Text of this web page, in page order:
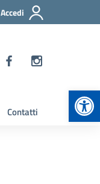
Accedi
Contatti